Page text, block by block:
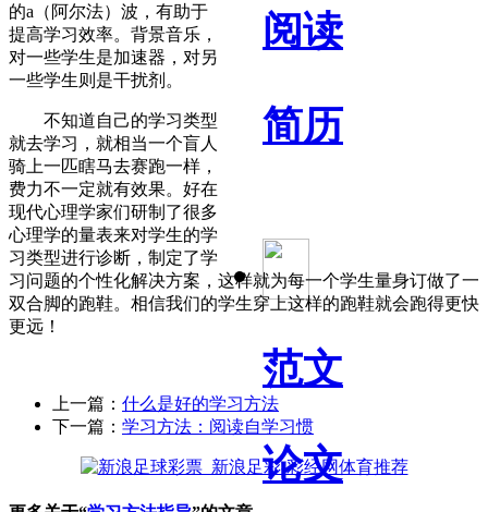
阅读
简历
范文
论文
的a（阿尔法）波，有助于
提高学习效率。背景音乐，
对一些学生是加速器，对另
一些学生则是干扰剂。
不知道自己的学习类型
就去学习，就相当一个盲人
骑上一匹瞎马去赛跑一样，
费力不一定就有效果。好在
现代心理学家们研制了很多
心理学的量表来对学生的学
习类型进行诊断，制定了学
习问题的个性化解决方案，这样就为每一个学生量身订做了一
双合脚的跑鞋。相信我们的学生穿上这样的跑鞋就会跑得更快
更远！
上一篇： 什么是好的学习方法
下一篇： 学习方法：阅读自学习惯